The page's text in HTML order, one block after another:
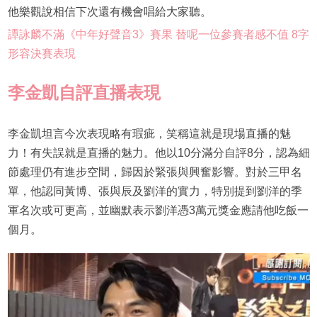
他樂觀說相信下次還有機會唱給大家聽。
譚詠麟不滿《中年好聲音3》賽果 替呢一位參賽者感不值 8字
形容決賽表現
李金凱自評直播表現
李金凱坦言今次表現略有瑕疵，笑稱這就是現場直播的魅
力！有失誤就是直播的魅力。他以10分滿分自評8分，認為細
節處理仍有進步空間，歸因於緊張與興奮影響。對於三甲名
單，他認同黃博、張與辰及劉洋的實力，特別提到劉洋的季
軍名次或可更高，並幽默表示劉洋憑3萬元獎金應請他吃飯一
個月。